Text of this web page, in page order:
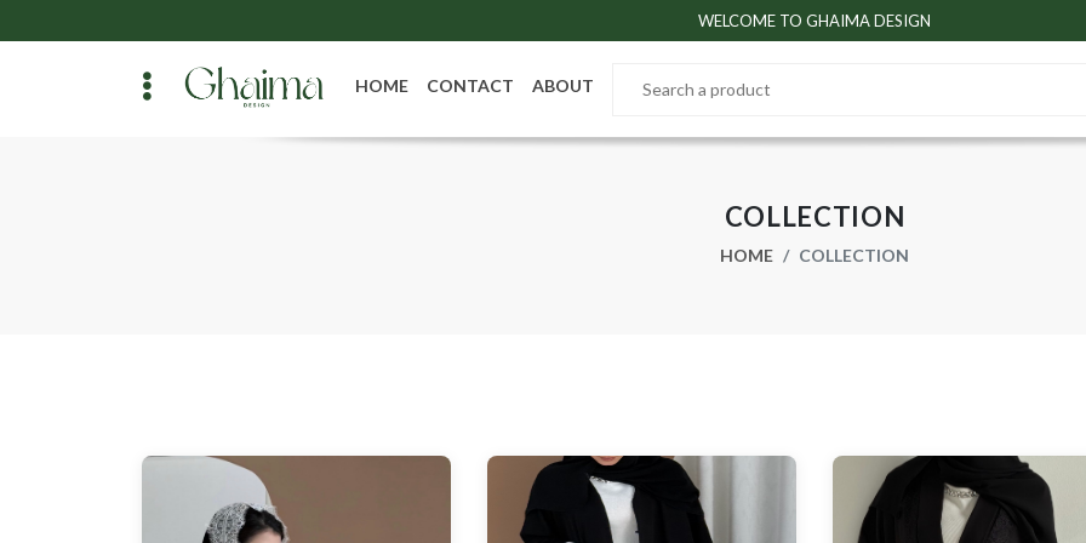
WELCOME TO GHAIMA DESIGN
HOME CONTACT ABOUT
COLLECTION
HOME COLLECTION